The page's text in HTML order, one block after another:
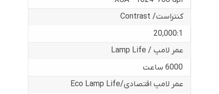
کنتراست/ Contrast
20,000:1
عمر لامپ / Lamp Life
6000 ساعت
عمر لامپ اقتصادی/Eco Lamp Life